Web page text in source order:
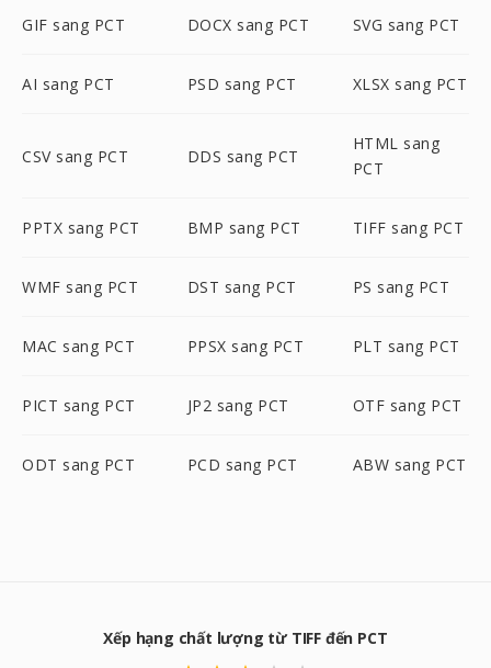
GIF sang PCT DOCX sang PCT SVG sang PCT
AI sang PCT PSD sang PCT XLSX sang PCT
CSV sang PCT DDS sang PCT
HTML sang
PCT
PPTX sang PCT BMP sang PCT TIFF sang PCT
WMF sang PCT DST sang PCT PS sang PCT
MAC sang PCT PPSX sang PCT PLT sang PCT
PICT sang PCT JP2 sang PCT OTF sang PCT
ODT sang PCT PCD sang PCT ABW sang PCT
Xếp hạng chất lượng từ TIFF đến PCT